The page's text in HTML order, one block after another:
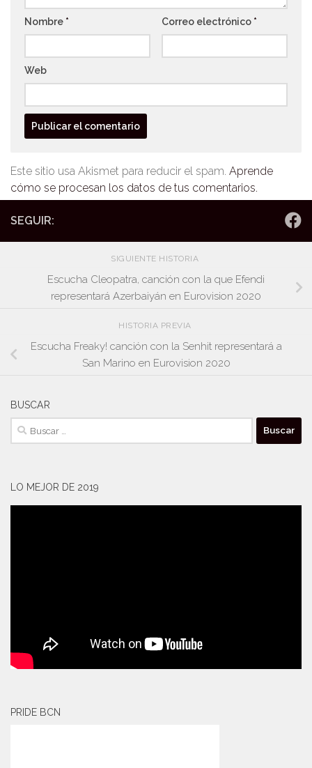
Nombre * Correo electrónico *
Web
Este sitio usa Akismet para reducir el spam. Aprende
cómo se procesan los datos de tus comentarios.
SEGUIR:
SIGUIENTE HISTORIA
Escucha Cleopatra, canción con la que Efendi
representará Azerbaiyán en Eurovision 2020
HISTORIA PREVIA
Escucha Freaky! canción con la Senhit representará a
San Marino en Eurovision 2020
BUSCAR
Buscar:
LO MEJOR DE 2019
PRIDE BCN